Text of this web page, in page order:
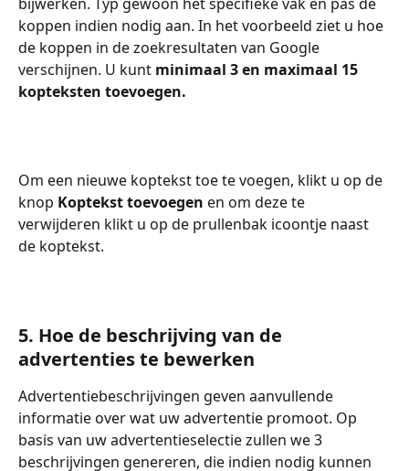
bijwerken. Typ gewoon het specifieke vak en pas de
koppen indien nodig aan. In het voorbeeld ziet u hoe
de koppen in de zoekresultaten van Google
verschijnen. U kunt minimaal 3 en maximaal 15
kopteksten toevoegen.
Om een nieuwe koptekst toe te voegen, klikt u op de
knop Koptekst toevoegen en om deze te
verwijderen klikt u op de prullenbak icoontje naast
de koptekst.
5. Hoe de beschrijving van de
advertenties te bewerken
Advertentiebeschrijvingen geven aanvullende
informatie over wat uw advertentie promoot. Op
basis van uw advertentieselectie zullen we 3
beschrijvingen genereren, die indien nodig kunnen